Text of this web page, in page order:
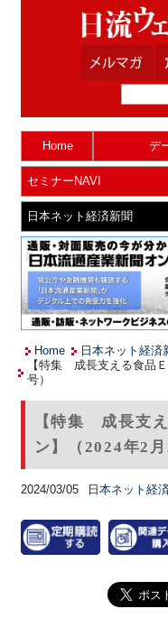
Home デ
セミナーNAVI
日本ネット経済新聞
Home 日本ネット経済
【特集 成長支える食品
号）
【特集 成長支
ン】（2024年2月
2024/03/05 日本ネット経